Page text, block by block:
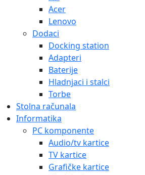
Acer
Lenovo
Dodaci
Docking station
Adapteri
Baterije
Hladnjaci i stalci
Torbe
Stolna računala
Informatika
PC komponente
Audio/tv kartice
TV kartice
Grafičke kartice